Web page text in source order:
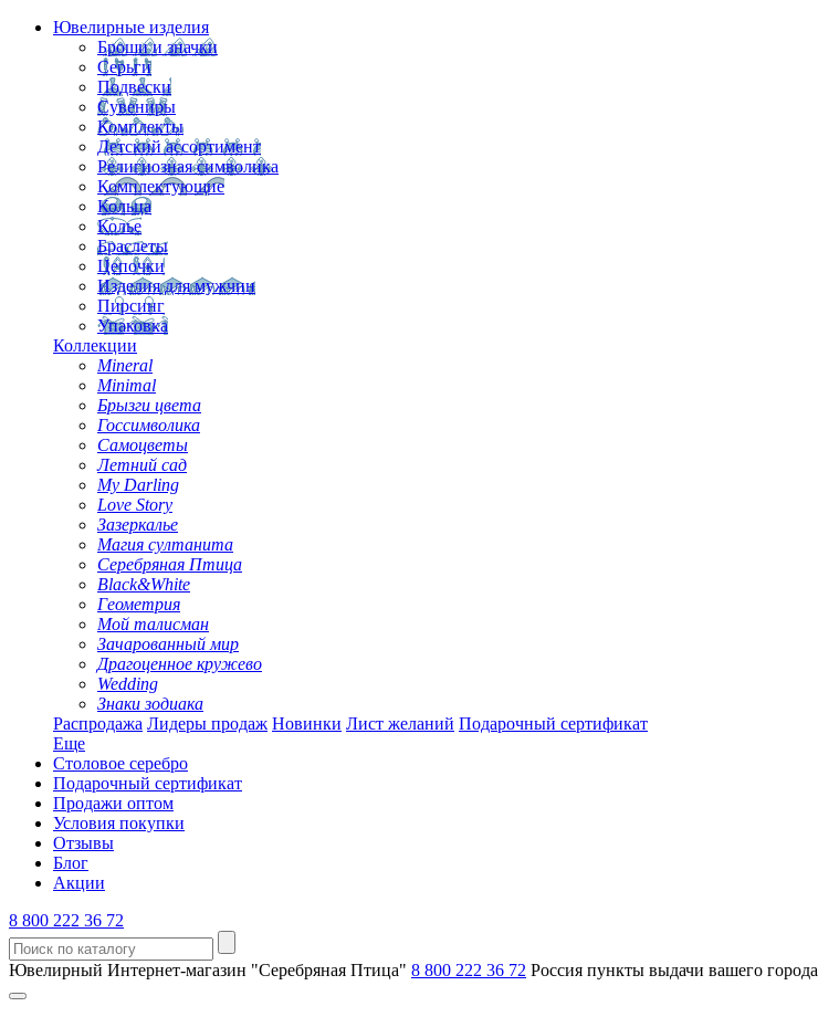
Ювелирные изделия
Броши и значки
Серьги
Подвески
Сувениры
Комплекты
Детский ассортимент
Религиозная символика
Комплектующие
Кольца
Колье
Браслеты
Цепочки
Изделия для мужчин
Пирсинг
Упаковка
Коллекции
Mineral
Minimal
Брызги цвета
Госсимволика
Самоцветы
Летний сад
My Darling
Love Story
Зазеркалье
Магия султанита
Серебряная Птица
Black&White
Геометрия
Мой талисман
Зачарованный мир
Драгоценное кружево
Wedding
Знаки зодиака
Распродажа Лидеры продаж Новинки Лист желаний Подарочный сертификат
Еще
Столовое серебро
Подарочный сертификат
Продажи оптом
Условия покупки
Отзывы
Блог
Акции
8 800 222 36 72
Ювелирный Интернет-магазин "Серебряная Птица" 8 800 222 36 72 Россия пункты выдачи вашего города